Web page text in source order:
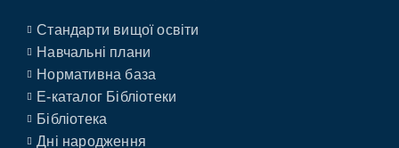
Стандарти вищої освіти
Навчальні плани
Нормативна база
E-каталог Бібліотеки
Бібліотека
Дні народження